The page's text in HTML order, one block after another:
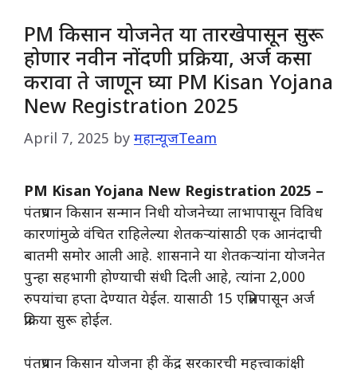
PM किसान योजनेत या तारखेपासून सुरू
होणार नवीन नोंदणी प्रक्रिया, अर्ज कसा
करावा ते जाणून घ्या PM Kisan Yojana
New Registration 2025
April 7, 2025 by महान्यूजTeam
PM Kisan Yojana New Registration 2025 –
पंतप्रधान किसान सन्मान निधी योजनेच्या लाभापासून विविध
कारणांमुळे वंचित राहिलेल्या शेतकऱ्यांसाठी एक आनंदाची
बातमी समोर आली आहे. शासनाने या शेतकऱ्यांना योजनेत
पुन्हा सहभागी होण्याची संधी दिली आहे, त्यांना 2,000
रुपयांचा हप्ता देण्यात येईल. यासाठी 15 एप्रिलपासून अर्ज
प्रक्रिया सुरू होईल.
पंतप्रधान किसान योजना ही केंद्र सरकारची महत्त्वाकांक्षी